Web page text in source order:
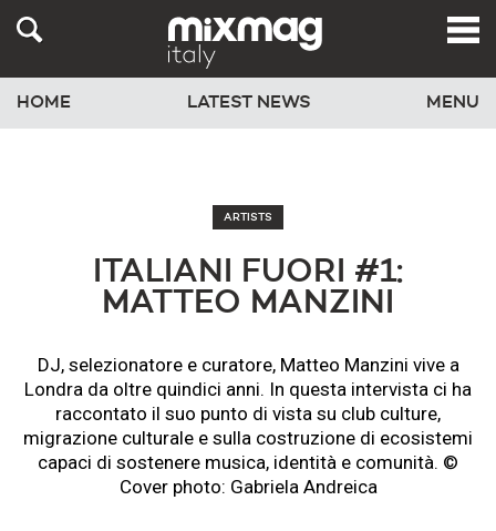
HOME LATEST NEWS MENU
ARTISTS
ITALIANI FUORI #1:
MATTEO MANZINI
DJ, selezionatore e curatore, Matteo Manzini vive a
Londra da oltre quindici anni. In questa intervista ci ha
raccontato il suo punto di vista su club culture,
migrazione culturale e sulla costruzione di ecosistemi
capaci di sostenere musica, identità e comunità. ©
Cover photo: Gabriela Andreica